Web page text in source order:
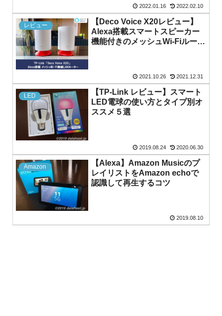
2022.01.16 2022.02.10
レビュー
【Deco Voice X20レビュー】
Alexa搭載スマートスピーカー
機能付きのメッシュWi-Fiルータ
2021.10.26 2021.12.31
LED
【TP-Link レビュー】スマート
LED電球の使い方とタイプ別オ
ススメ５選
2019.08.24 2020.06.30
Amazon
【Alexa】Amazon Musicのプ
レイリストをAmazon echoで
認識して再生するコツ
2019.08.10